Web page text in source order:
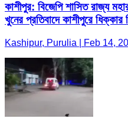
কাশীপুর: বিজেপি শাসিত রাজ্য
খুনের প্রতিবাদে কাশীপুরে ধিক্কার
Kashipur, Purulia | Feb 14,